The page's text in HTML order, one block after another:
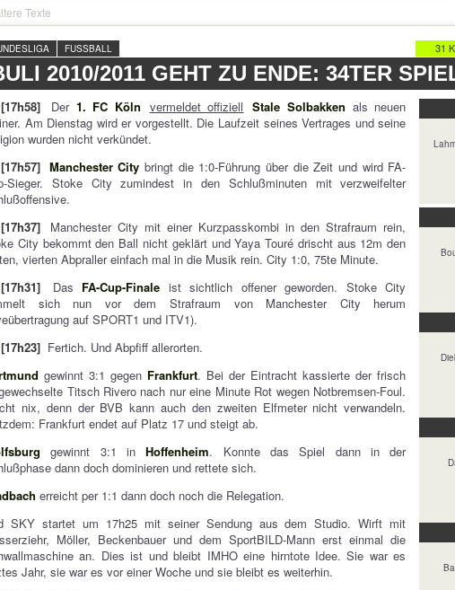
Texte
31
FUSSBALL
2010/2011 GEHT ZU ENDE: 34TER
[17h58] Der 1. FC Köln vermeldet offiziell Stale Solbakken als neuen
Am Dienstag wird er vorgestellt. Die Laufzeit seines Vertrages und seine
wurden nicht verkündet.
[17h57] Manchester City bringt die 1:0-Führung über die Zeit und wird FA-
Sieger. Stoke City zumindest in den Schlußminuten mit verzweifelter
[17h37]
Manchester City mit einer Kurzpasskombi in den Strafraum rein,
City bekommt den Ball nicht geklärt und Yaya Touré drischt aus 12m den
vierten Abpraller einfach mal in die Musik rein. City 1:0, 75te Minute.
[17h31]
Das FA-Cup-Finale ist sichtlich offener geworden. Stoke City
sich nun vor dem Strafraum von Manchester City herum
auf SPORT1 und ITV1).
[17h23] Fertich. Und Abpfiff allerorten.
gewinnt 3:1 gegen Frankfurt. Bei der Eintracht kassierte der frisch
Titsch Rivero nach nur eine Minute Rot wegen Notbremsen-Foul.
nix, denn der BVB kann auch den zweiten Elfmeter nicht verwandeln.
Frankfurt endet auf Platz 17 und steigt ab.
gewinnt 3:1 inHoffenheim. Konnte das Spiel dann in der
dann doch dominieren und rettete sich.
erreicht per 1:1 dann doch noch die Relegation.
SKY startet um 17h25 mit seiner Sendung aus dem Studio. Wirft mit
Möller, Beckenbauer und dem SportBILD-Mann erst einmal die
an. Dies ist und bleibt IMHO eine hirntote Idee. Sie war es
Jahr, sie war es vor einer Woche und sie bleibt es weiterhin.